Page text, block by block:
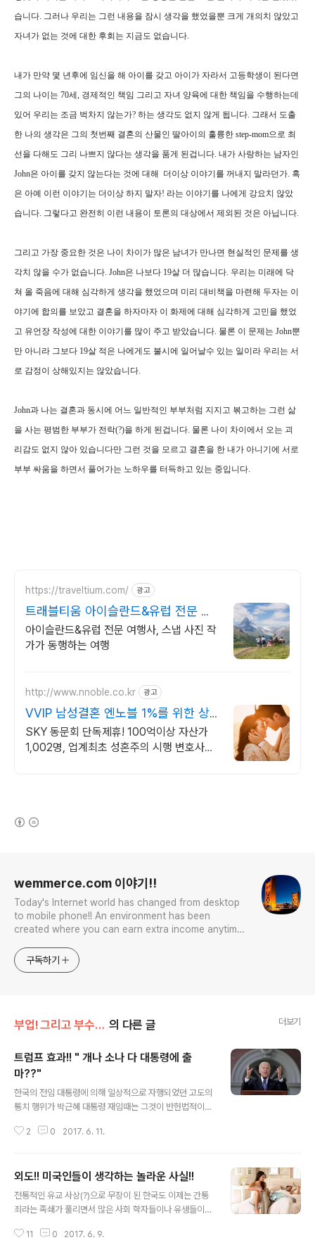
습니다. 그러나 우리는 그런 내용을 잠시 생각을 했었을뿐 크게 개의치 않았고
자녀가 없는 것에 대한 후회는 지금도 없습니다.
내가 만약 몇 년후에 임신을 해 아이를 갖고 아이가 자라서 고등학생이 된다면
그의 나이는 70세, 경제적인 책임 그리고 자녀 양육에 대한 책임을 수행하는데
있어 우리는 조금 벅차지 않는가? 하는 생각도 없지 않게 됩니다. 그래서 도출
한 나의 생각은 그의 첫번째 결혼의 산물인 딸아이의 훌륭한 step-mom으로 최
선을 다해도 그리 나쁘지 않다는 생각을 품게 된겁니다. 내가 사랑하는 남자인
John은 아이를 갖지 않는다는 것에 대해 더이상 이야기를 꺼내지 말라던가. 혹
은 아예 이런 이야기는 더이상 하지 말자! 라는 이야기를 나에게 강요치 않았
습니다. 그렇다고 완전히 이런 내용이 토론의 대상에서 제외된 것은 아닙니다.
그리고 가장 중요한 것은 나이 차이가 많은 남녀가 만나면 현실적인 문제를 생
각치 않을 수가 없습니다. John은 나보다 19살 더 많습니다. 우리는 미래에 닥
쳐 올 죽음에 대해 심각하게 생각을 했었으며 미리 대비책을 마련해 두자는 이
야기에 합의를 보았고 결혼을 하자마자 이 화제에 대해 심각하게 고민을 했었
고 유언장 작성에 대한 이야기를 많이 주고 받았습니다. 물론 이 문제는 John뿐
만 아니라 그보다 19살 적은 나에게도 불시에 일어날수 있는 일이라 우리는 서
로 감정이 상해있지는 않았습니다.
John과 나는 결혼과 동시에 어느 일반적인 부부처럼 지지고 볶고하는 그런 삶
을 사는 평범한 부부가 전락(?)을 하게 된겁니다. 물론 나이 차이에서 오는 괴
리감도 없지 않아 있습니다만 그런 것을 모르고 결혼을 한 내가 아니기에 서로
부부 싸움을 하면서 풀어가는 노하우를 터득하고 있는 중입니다.
https://traveltium.com/ 광고
트래블티움 아이슬란드&유럽 전문 여
행사
아이슬란드&유럽 전문 여행사, 스냅 사진 작
가가 동행하는 여행
http://www.nnoble.co.kr 광고
VVIP 남성결혼 엔노블 1%를 위한 상
류층 결정사
SKY 동문회 단독제휴! 100억이상 자산가
1,002명, 업계최초 성혼주의 시행 변호사검
wemmerce.com 이야기!!
Today's Internet world has changed from desktop
to mobile phone!! An environment has been
created where you can earn extra income anytime,
competition. Now let’s turn our eyes to the world!
You can enter
구독하기
부업! 그리고 부수입!! 의 다른 글 더보기
트럼프 효과!! " 개나 소나 다 대통령에 출
마??"
한국의 전임 대통령에 의해 일상적으로 자행되었던 고도의
통치 행위가 박근혜 대통령 재임때는 그것이 반헌법적이라
에는 광주 폭동을 광주 정신이라는 해괴한 궤변으로 후에
색이 되어 이제는 노벨상을 준다해도 그리 기뻐하는 일이
없다고 합니다. 경제를 갱제라고 발음을 하고 우리 대한 민
국을 나락으로 빠트렸었던 전임 대통령 차남은 청와대 인
새 정치권 철새인 김x태와 박근혜 대통령 국정 농단을 조사
2 0 2017. 6. 11.
외도!! 미국인들이 생각하는 놀라운 사실!!
전통적인 유교 사상(?)으로 무장이 된 한국도 이제는 간통
죄라는 족쇄가 풀리면서 많은 사회 학자들이나 유생들이
가를 할것이며 콘돔의 판매가 기하 급수적으로 늘어날 것
11 0 2017. 6. 9.